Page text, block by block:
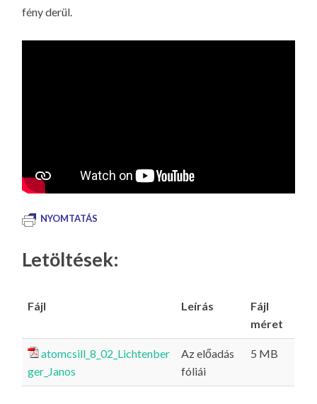
fény derül.
NYOMTATÁS
Letöltések:
Fájl Leírás
Fájl
méret
atomcsill_8_02_Lichtenber
ger_Janos
Az előadás
fóliái
5 MB